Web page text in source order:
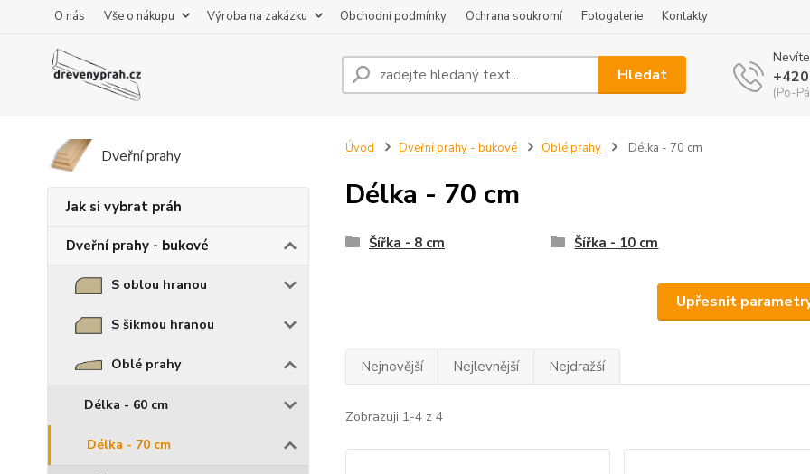
O nás Vše o nákupu Výroba na zakázku Obchodní podmínky Ochrana soukromí Fotogalerie Kontakty
Hledat
(Po-
Dveřní prahy
Jak si vybrat práh
Dveřní prahy - bukové
S oblou hranou
S šikmou hranou
Oblé prahy
Délka - 60 cm
Délka - 70 cm
Úvod Dveřní prahy - bukové Oblé prahy Délka - 70 cm
Délka - 70 cm
Šířka - 8 cm Šířka - 10 cm
Upřesnit
Nejnovější Nejlevnější Nejdražší
Zobrazuji 1-4 z 4